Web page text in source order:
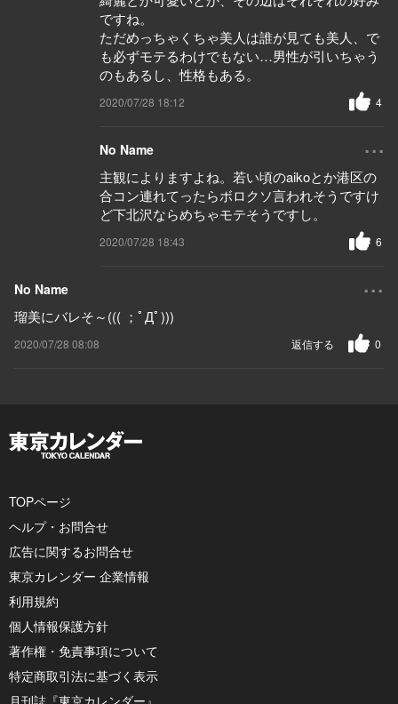
ですね。
ただめっちゃくちゃ美人は誰が見ても美人、で
も必ずモテるわけでもない…男性が引いちゃう
のもあるし、性格もある。
2020/07/28 18:12 4
No Name ...
主観によりますよね。若い頃のaikoとか港区の
合コン連れてったらボロクソ言われそうですけ
ど下北沢ならめちゃモテそうですし。
2020/07/28 18:43 6
No Name ...
瑠美にバレそ～((( ；ﾟДﾟ)))
2020/07/28 08:08 0
返信する
TOPページ
ヘルプ・お問合せ
広告に関するお問合せ
東京カレンダー 企業情報
利用規約
個人情報保護方針
著作権・免責事項について
特定商取引法に基づく表示